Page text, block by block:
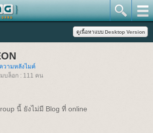
วามหลังไมค์
บล็อก : 111 คน
นี้ ยังไม่มี Blog ที่ online